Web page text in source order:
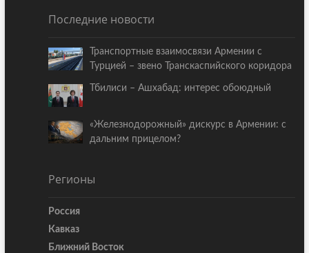
Последние новости
Транспортные взаимосвязи Армении с
Турцией – звено Транскаспийского коридора
Тбилиси – Ашхабад: интерес обоюдный
«Железнодорожный» дискурс в Армении: с
дальним прицелом?
Регионы
Россия
Кавказ
Ближний Восток